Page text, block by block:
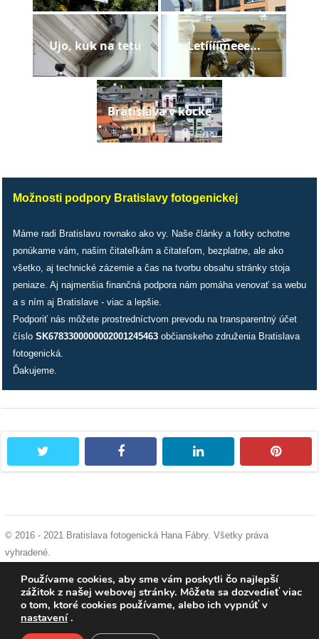
pozvánky
Historický
kalendár
kauzy
stavebné
konania
pripomienkové
konania
dobrá
prax
odkazy
petície
videá
vychádzky
knihy
Ujo, kuk na tetu Letíííímeee...
Bratislava v kocke
Možnosti podpory Bratislavy fotogenickej
Máme radi Bratislavu rovnako ako vy. Naše články a fotky ochotne
ponúkame vám, našim čitateľkám a čitateľom, bezplatne, ale ako
všetko, aj technické zázemie a čas na tvorbu obsahu stránky stoja
peniaze. Aj najmenšia finančná podpora nám pomáha venovať sa webu
a s ním aj Bratislave - viac a lepšie.
Podporiť nás môžete prostredníctvom prevodu na transparentný účet
číslo SK6783300000002001245463 občianskeho združenia Bratislava
fotogenická.
Ďakujeme.
facebook linkedin
© 2016 - 2021 Bratislava fotogenická Hana Fábry. Všetky práva
vyhradené.
cookies
Používame cookies, aby sme vám poskytli čo najlepší
zážitok z našej webovej stránky. Môžete sa dozvedieť viac
o tom, ktoré cookies používame, alebo ich vypnúť v
nastavení .